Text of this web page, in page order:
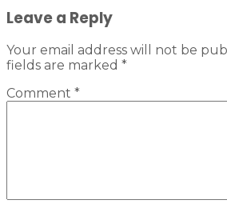
Leave a Reply
Your email address will not be
fields are marked *
Comment *